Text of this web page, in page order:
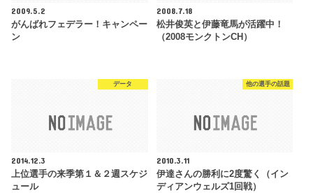
2009.5.2
がんばれフェデラー！キャンペー
ン
2008.7.18
松井俊英と伊藤竜馬が活躍中！
（2008モンクトンCH）
データ
2014.12.3
上位選手の来季第１＆２週スケジ
ュール
他の選手の話題
2010.3.11
伊達さんの勝利に2度驚く（イン
ディアンウェルズ1回戦）